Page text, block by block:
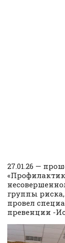
27.01.26 —
группы
провел
превенции -